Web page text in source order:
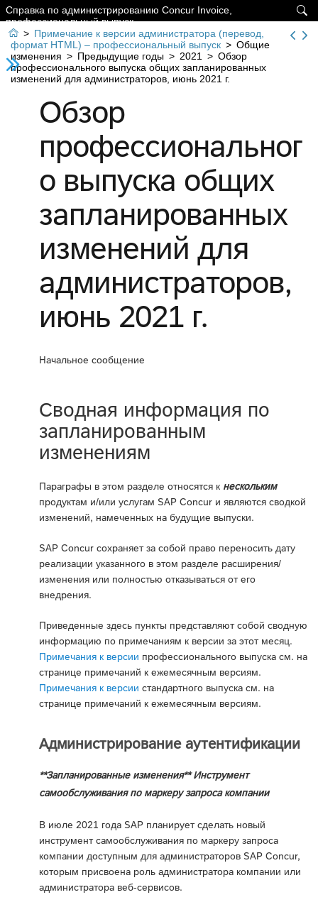

Справка по администрированию Concur Invoice,
профессиональный выпуск
 > Примечание к версии администратора (перевод,
формат HTML) – профессиональный выпуск > Общие
изменения > Предыдущие годы > 2021 > Обзор
профессионального выпуска общих запланированных
изменений для администраторов, июнь 2021 г.
Обзор
профессиональног
о выпуска общих
запланированных
изменений для
администраторов,
июнь 2021 г.
Начальное сообщение
Сводная информация по
запланированным
изменениям
Параграфы в этом разделе относятся к нескольким
продуктам и/или услугам SAP Concur и являются сводкой
изменений, намеченных на будущие выпуски.
SAP Concur сохраняет за собой право переносить дату
реализации указанного в этом разделе расширения/
изменения или полностью отказываться от его
внедрения.
Приведенные здесь пункты представляют собой сводную
информацию по примечаниям к версии за этот месяц.
Примечания к версии профессионального выпуска см. на
странице примечаний к ежемесячным версиям.
Примечания к версии стандартного выпуска см. на
странице примечаний к ежемесячным версиям.
Администрирование аутентификации
**Запланированные изменения** Инструмент
самообслуживания по маркеру запроса компании
В июле 2021 года SAP планирует сделать новый
инструмент самообслуживания по маркеру запроса
компании доступным для администраторов SAP Concur,
которым присвоена роль администратора компании или
администратора веб-сервисов.